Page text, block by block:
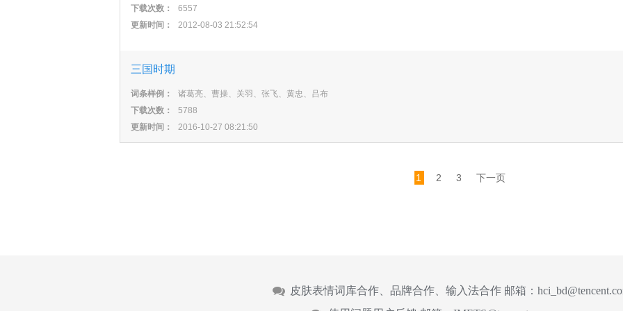
下载次数：
6557
更新时间：
2012-08-03 21:52:54
三国时期
词条样例：
诸葛亮、曹操、关羽、张飞、黄忠、吕布
下载次数：
5788
更新时间：
2016-10-27 08:21:50
1 2 3 下一页
皮肤表情词库合作、品牌合作、输入法合作 邮箱：